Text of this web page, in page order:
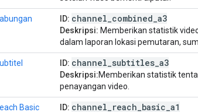
ID: channel combined a3
Deskripsi: Memberikan statistik
dalam laporan lokasi pemutaran,
ID: channel subtitles a3
Deskripsi:Memberikan statistik
penayangan video.
Basic ID: channel reach basic a1